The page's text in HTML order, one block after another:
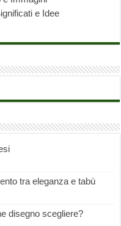
e Idee
tra eleganza e tabù
disegno scegliere?